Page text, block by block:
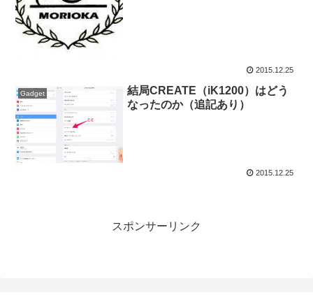
2015.12.25
Gadget
結局CREATE（iK1200）はどう
なったのか（追記あり）
2015.12.25
スポンサーリンク